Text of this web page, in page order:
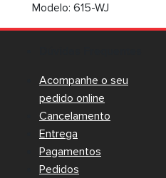
Modelo: 615-WJ
Acompanhe o seu
pedido online
Cancelamento
Entrega
Pagamentos
Pedidos